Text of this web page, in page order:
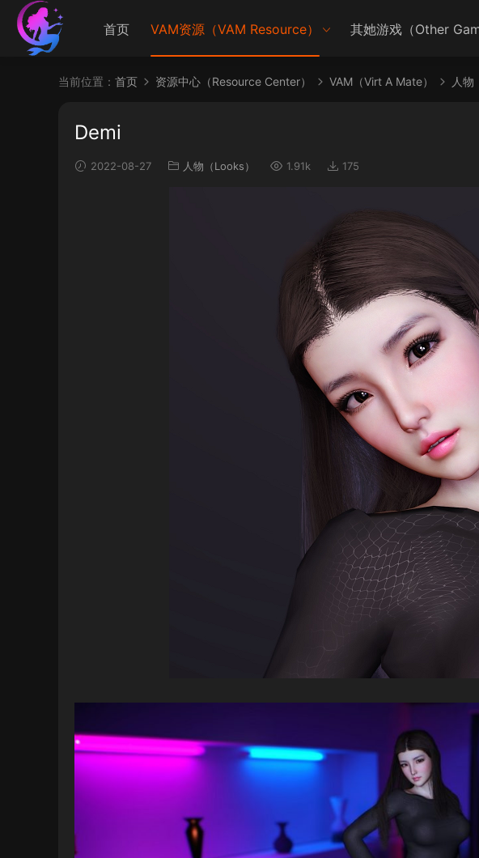
首页 VAM资源（VAM Resource） 其她游戏（Other
当前位置： 首页 资源中心（Resource Center） VAM（Virt A Mate） 人物
Demi
2022-08-27 人物（Looks） 1.91k 175